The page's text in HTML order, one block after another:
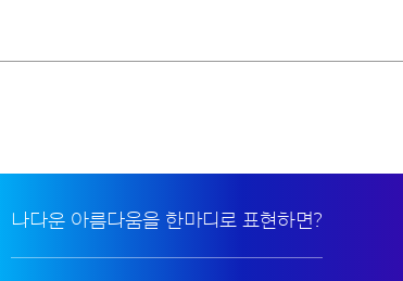
나다운 아름다움을 한마디로 표현하면?